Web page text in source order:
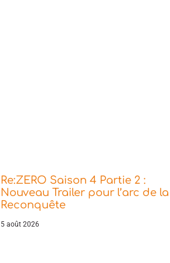
Re:ZERO Saison 4 Partie 2 :
Nouveau Trailer pour l’arc de la
Reconquête
5 août 2026